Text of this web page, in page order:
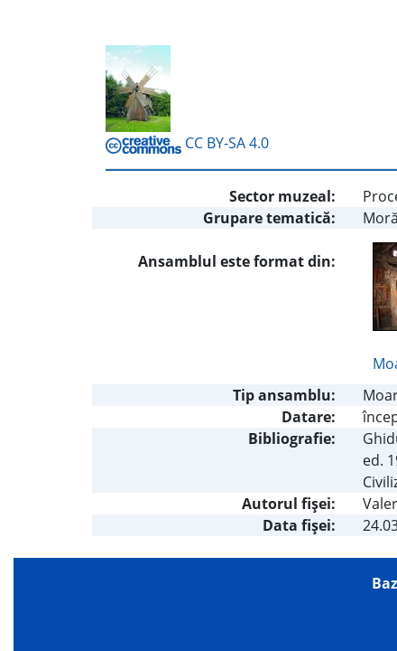
CC BY-SA 4.0
Sector muzeal:
Grupare tematică:
Ansamblul este format din:
Tip ansamblu:
Datare:
Bibliografie:
ed.
Autorul fişei:
Data fișei: